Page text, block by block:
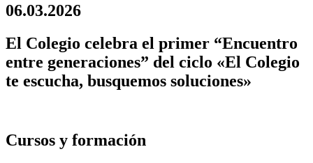
06.03.2026
El Colegio celebra el primer “Encuentro
entre generaciones” del ciclo «El Colegio
te escucha, busquemos soluciones»
Cursos y formación